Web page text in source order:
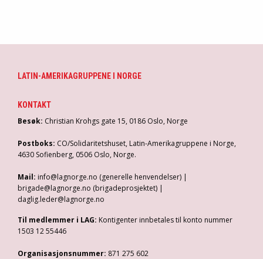
LATIN-AMERIKAGRUPPENE I NORGE
KONTAKT
Besøk: Christian Krohgs gate 15, 0186 Oslo, Norge
Postboks: CO/Solidaritetshuset, Latin-Amerikagruppene i Norge,
4630 Sofienberg, 0506 Oslo, Norge.
Mail: info@lagnorge.no (generelle henvendelser) |
brigade@lagnorge.no (brigadeprosjektet) |
daglig.leder@lagnorge.no
Til medlemmer i LAG: Kontigenter innbetales til konto nummer
1503 12 55446
Organisasjonsnummer: 871 275 602